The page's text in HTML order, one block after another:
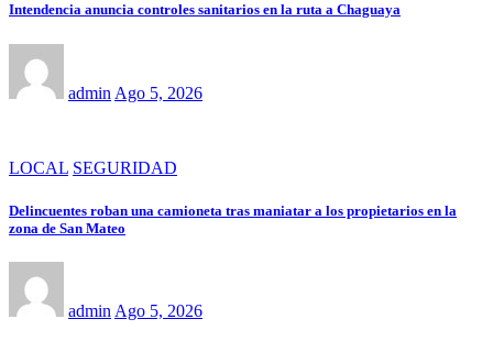
Intendencia anuncia controles sanitarios en la ruta a Chaguaya
admin Ago 5, 2026
LOCAL SEGURIDAD
Delincuentes roban una camioneta tras maniatar a los propietarios en la
zona de San Mateo
admin Ago 5, 2026